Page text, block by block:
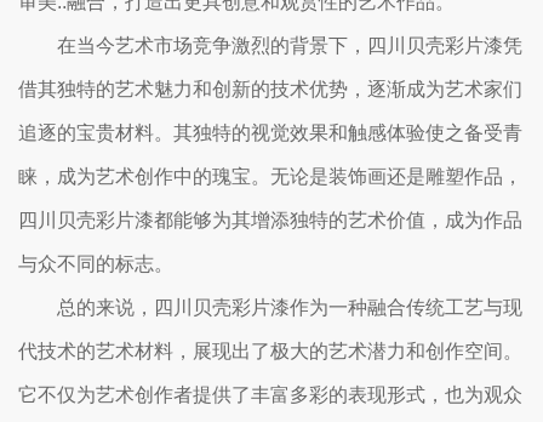
在当今艺术市场竞争激烈的背景下，四川贝壳彩片漆凭
借其独特的艺术魅力和创新的技术优势，逐渐成为艺术家们
追逐的宝贵材料。其独特的视觉效果和触感体验使之备受青
睐，成为艺术创作中的瑰宝。无论是装饰画还是雕塑作品，
四川贝壳彩片漆都能够为其增添独特的艺术价值，成为作品
与众不同的标志。
总的来说，四川贝壳彩片漆作为一种融合传统工艺与现
代技术的艺术材料，展现出了极大的艺术潜力和创作空间。
它不仅为艺术创作者提供了丰富多彩的表现形式，也为观众